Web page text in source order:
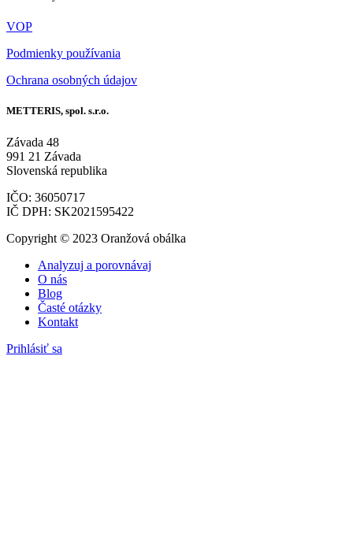
VOP
Podmienky používania
Ochrana osobných údajov
METTERIS, spol. s.r.o.
Závada 48
991 21 Závada
Slovenská republika
IČO: 36050717
IČ DPH: SK2021595422
Copyright © 2023 Oranžová obálka
Analyzuj a porovnávaj
O nás
Blog
Časté otázky
Kontakt
Prihlásiť sa